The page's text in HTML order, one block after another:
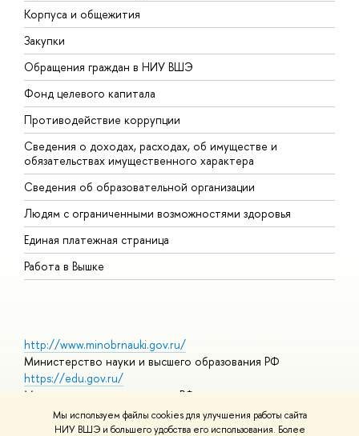
Мы используем файлы cookies для улучшения работы сайта
НИУ ВШЭ и большего удобства его использования. Более
Корпуса и общежития
Закупки
Обращения граждан в НИУ ВШЭ
Фонд целевого капитала
Противодействие коррупции
Сведения о доходах, расходах, об имуществе и
обязательствах имущественного характера
Сведения об образовательной организации
Людям с ограниченными возможностями здоровья
Единая платежная страница
Работа в Вышке
http://www.minobrnauki.gov.ru/
Министерство науки и высшего образования РФ
https://edu.gov.ru/
Министерство просвещения РФ
https://elearning.hse.ru/mooc
Массовые открытые онлайн-курсы